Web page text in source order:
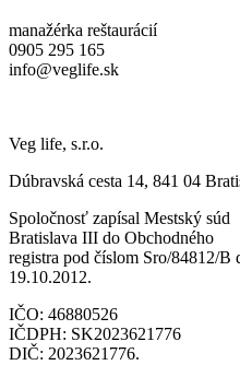
manažérka reštaurácií
0905 295 165
info@veglife.sk
Veg life, s.r.o.
Dúbravská cesta 14, 841 04
Spoločnosť zapísal Mestský súd
Bratislava III do Obchodného
registra pod číslom Sro/84812/B
19.10.2012.
IČO: 46880526
IČDPH: SK2023621776
DIČ: 2023621776.